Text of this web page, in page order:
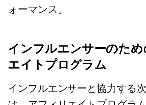
ォーマンス。
インフルエンサーのため
エイトプログラム
インフルエンサーと協力する